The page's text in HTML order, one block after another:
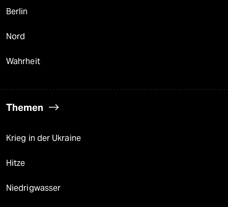
Berlin
Nord
Wahrheit
Themen
Krieg in der Ukraine
Hitze
Niedrigwasser